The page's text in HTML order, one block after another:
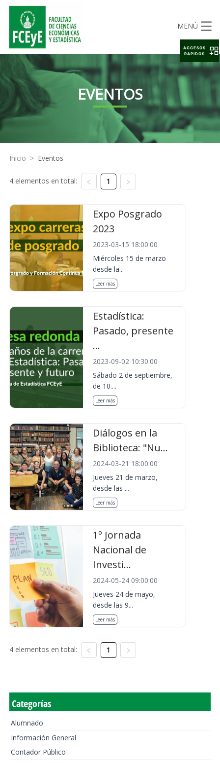
MENÚ
EVENTOS
Inicio > Eventos
4 elementos en total: 1
Expo Posgrado
2023
2023-03-15 18:00:00
Miércoles 15 de marzo
desde la...
Leer más
Estadística:
Pasado, presente
...
2023-09-02 10:30:00
Sábado 2 de septiembre,
de 10....
Leer más
Diálogos en la
Biblioteca: "Nu...
2024-03-21 18:00:00
Jueves 21 de marzo,
desde las ...
Leer más
1º Jornada
Nacional de
Investi...
2024-05-24 09:00:00
Jueves 24 de mayo,
desde las 9...
Leer más
4 elementos en total: 1
Categorías
Alumnado
Información General
Contador Público
ACCESOS
RAPIDOS